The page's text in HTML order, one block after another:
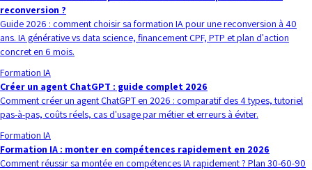
reconversion ?
Guide 2026 : comment choisir sa formation IA pour une reconversion à 40
ans. IA générative vs data science, financement CPF, PTP et plan d'action
concret en 6 mois.
Formation IA
Créer un agent ChatGPT : guide complet 2026
Comment créer un agent ChatGPT en 2026 : comparatif des 4 types, tutoriel
pas-à-pas, coûts réels, cas d'usage par métier et erreurs à éviter.
Formation IA
Formation IA : monter en compétences rapidement en 2026
Comment réussir sa montée en compétences IA rapidement ? Plan 30-60-90